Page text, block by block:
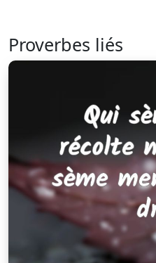
Proverbes liés